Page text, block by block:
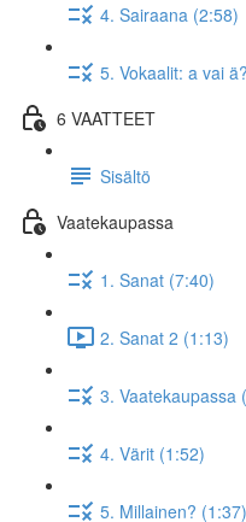
4. Sairaana (2:58)
5. Vokaalit: a vai
6 VAATTEET
Sisältö
Vaatekaupassa
1. Sanat (7:40)
2. Sanat 2 (1:13)
3. Vaatekaupassa
4. Värit (1:52)
5. Millainen? (1:37)